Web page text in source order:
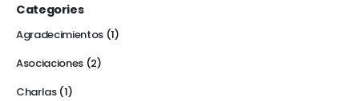
Categories
Agradecimientos (1)
Asociaciones (2)
Charlas(1)